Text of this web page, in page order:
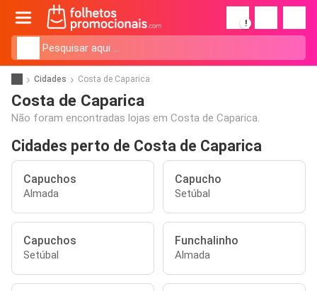
!
Cidades Costa de Caparica
Costa de Caparica
Não foram encontradas lojas em Costa de Caparica.
Cidades perto de Costa de Caparica
Capuchos
Almada
Capucho
Setúbal
Capuchos
Setúbal
Funchalinho
Almada